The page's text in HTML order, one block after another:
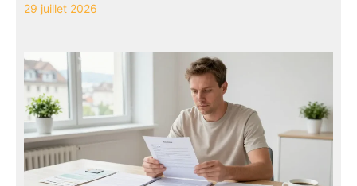
29 juillet 2026